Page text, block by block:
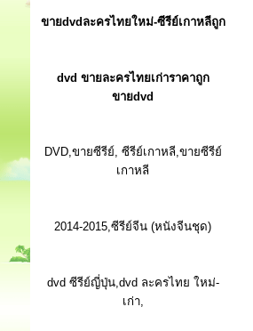
ขายdvdละครไทยใหม่-ซีรีย์เกาหลีถูก
dvd ขายละครไทยเก่าราคาถูก
ขายdvd
DVD,ขายซีรีย์, ซีรีย์เกาหลี,ขายซีรีย์
เกาหลี
2014-2015,ซีรีย์จีน (หนังจีนชุด)
dvd ซีรีย์ญี่ปุ่น,dvd ละครไทย ใหม่-
เก่า,